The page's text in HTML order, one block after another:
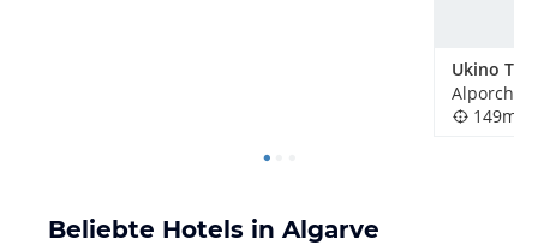
149m
Beliebte Hotels in Algarve